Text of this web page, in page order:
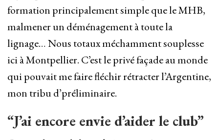
formation principalement simple que le MHB,
malmener un déménagement à toute la
lignage… Nous totaux méchamment souplesse
ici à Montpellier. C’est le privé façade au monde
qui pouvait me faire fléchir rétracter l’Argentine,
mon tribu d’préliminaire.
“J’ai encore envie d’aider le club”